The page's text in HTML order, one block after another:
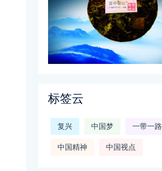
标签云
复兴 中国梦 一带一路
中国精神 中国视点